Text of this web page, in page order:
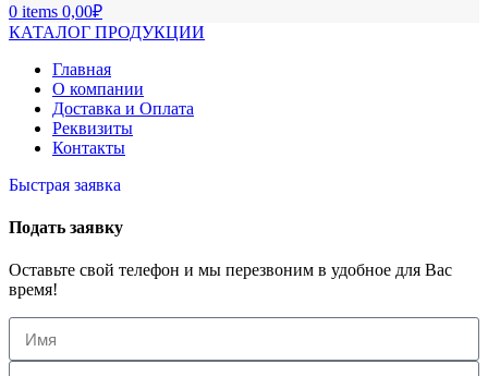
0 items 0,00₽
КАТАЛОГ ПРОДУКЦИИ
Главная
О компании
Доставка и Оплата
Реквизиты
Контакты
Быстрая заявка
Подать заявку
Оставьте свой телефон и мы перезвоним в удобное для Вас
время!